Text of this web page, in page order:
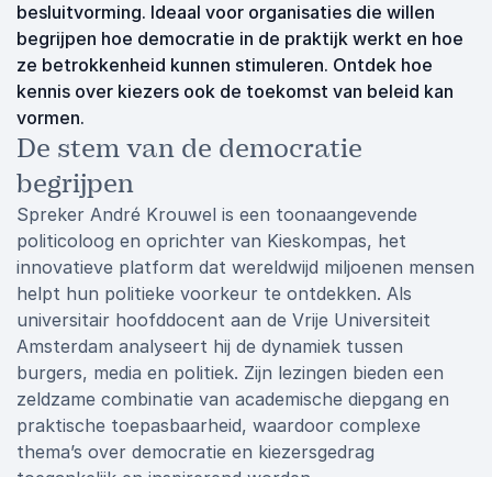
besluitvorming. Ideaal voor organisaties die willen
begrijpen hoe democratie in de praktijk werkt en hoe
ze betrokkenheid kunnen stimuleren. Ontdek hoe
kennis over kiezers ook de toekomst van beleid kan
vormen.
De stem van de democratie
begrijpen
Spreker André Krouwel is een toonaangevende
politicoloog en oprichter van Kieskompas, het
innovatieve platform dat wereldwijd miljoenen mensen
helpt hun politieke voorkeur te ontdekken. Als
universitair hoofddocent aan de Vrije Universiteit
Amsterdam analyseert hij de dynamiek tussen
burgers, media en politiek. Zijn lezingen bieden een
zeldzame combinatie van academische diepgang en
praktische toepasbaarheid, waardoor complexe
thema’s over democratie en kiezersgedrag